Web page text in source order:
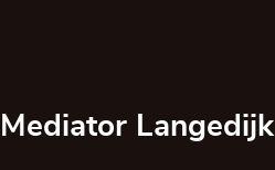
Mediator Langedijk